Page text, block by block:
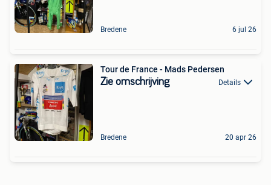
Bredene 6 jul 26
Tour de France - Mads Pedersen
Zie omschrijving Details
Bredene 20 apr 26